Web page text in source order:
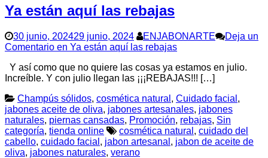
Ya están aquí las rebajas
30 junio, 202429 junio, 2024 ENJABONARTE
Deja un
Comentario en Ya están aquí las rebajas
Y así como que no quiere las cosas ya estamos en julio.
Increíble. Y con julio llegan las ¡¡¡REBAJAS!!! […]
Champús sólidos, cosmética natural , Cuidado facial ,
jabones aceite de oliva, jabones artesanales, jabones
naturales, piernas cansadas, Promoción, rebajas, Sin
categoría, tienda online cosmética natural , cuidado del
cabello, cuidado facial , jabon artesanal , jabon de aceite de
oliva, jabones naturales, verano